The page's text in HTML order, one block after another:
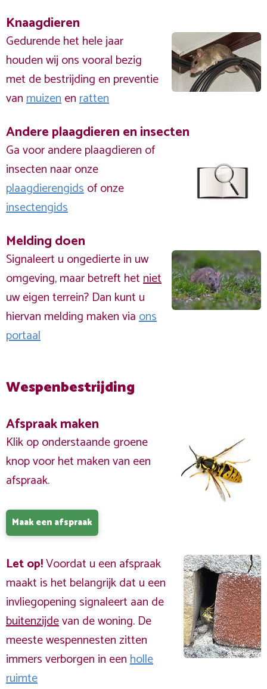
Knaagdieren
Gedurende het hele jaar
houden wij ons vooral bezig
met de bestrijding en preventie
vanmuizenenratten
Andere plaagdieren en insecten
Ga voor andere plaagdieren of
insecten naar onze
plaagdierengidsof onze
insectengids
Melding doen
Signaleert u ongedierte in uw
omgeving, maar betreft hetniet
uw eigen terrein? Dan kunt u
hiervan melding maken viaons
portaal
Wespenbestrijding
Afspraak maken
Klik op onderstaande groene
knop voor het maken van een
afspraak.
Maak een afspraak
Let op!Voordat u een afspraak
maakt is het belangrijk dat u een
invliegopening signaleert aan de
buitenzijdevan de woning. De
meeste wespennesten zitten
immers verborgen in eenholle
ruimte